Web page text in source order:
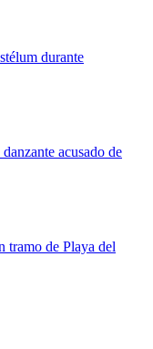
durante
acusado de
tramo de Playa del